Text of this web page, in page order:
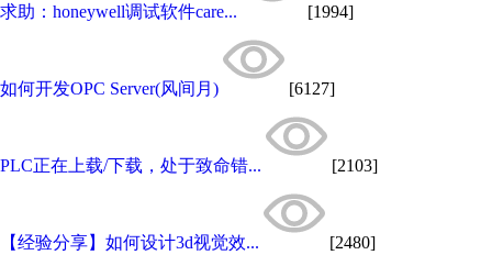
求助：honeywell调试软件care... [1994]
如何开发OPC Server(风间月) [6127]
PLC正在上载/下载，处于致命错... [2103]
【经验分享】如何设计3d视觉效... [2480]